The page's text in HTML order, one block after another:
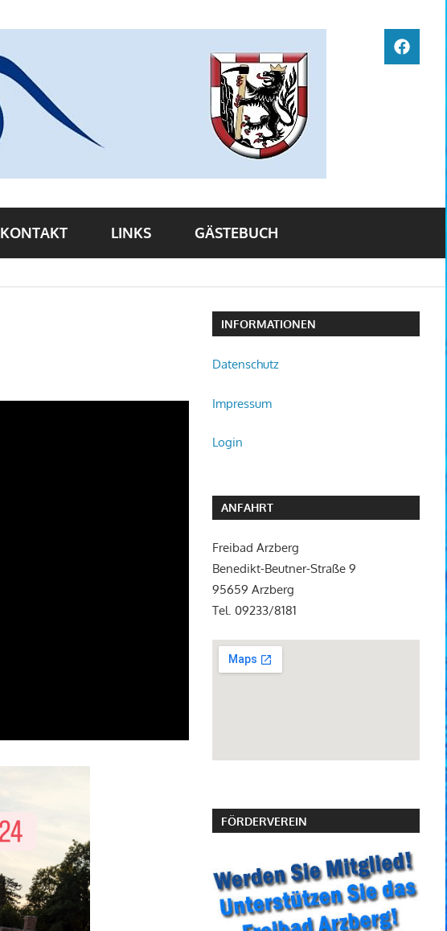
Freibad
KONTAKT LINKS GÄSTEBUCH
INFORMATIONEN
Datenschutz
Impressum
Login
ANFAHRT
Freibad Arzberg
Benedikt-Beutner-Straße 9
95659 Arzberg
Tel. 09233/8181
FÖRDERVEREIN